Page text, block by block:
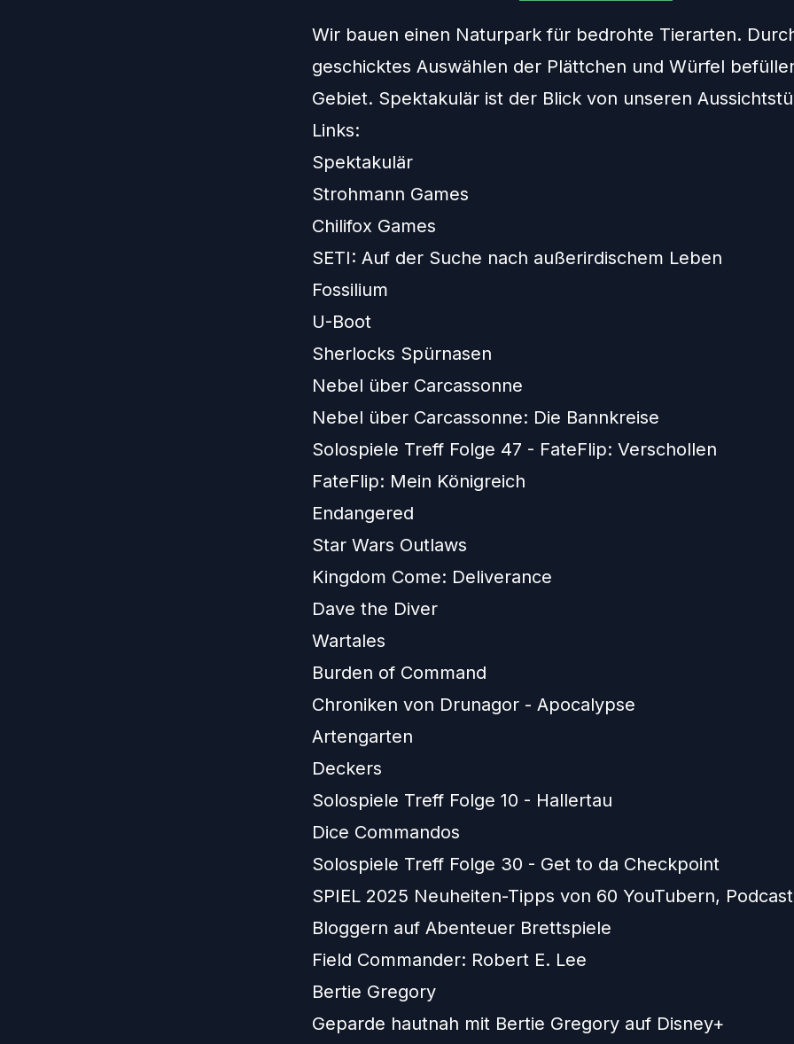
Wir bauen einen Naturpark für bedrohte Tierarten.
geschicktes Auswählen der Plättchen und Würfel
Gebiet. Spektakulär ist der Blick von unseren
Links:
Spektakulär
Strohmann Games
Chilifox Games
SETI: Auf der Suche nach außerirdischem Leben
Fossilium
U-Boot
Sherlocks Spürnasen
Nebel über Carcassonne
Nebel über Carcassonne: Die Bannkreise
Solospiele Treff Folge 47 - FateFlip: Verschollen
FateFlip: Mein Königreich
Endangered
Star Wars Outlaws
Kingdom Come: Deliverance
Dave the Diver
Wartales
Burden of Command
Chroniken von Drunagor - Apocalypse
Artengarten
Deckers
Solospiele Treff Folge 10 - Hallertau
Dice Commandos
Solospiele Treff Folge 30 - Get to da Checkpoint
SPIEL 2025 Neuheiten-Tipps von 60 YouTubern,
Bloggern auf Abenteuer Brettspiele
Field Commander: Robert E. Lee
Bertie Gregory
Geparde hautnah mit Bertie Gregory auf Disney+